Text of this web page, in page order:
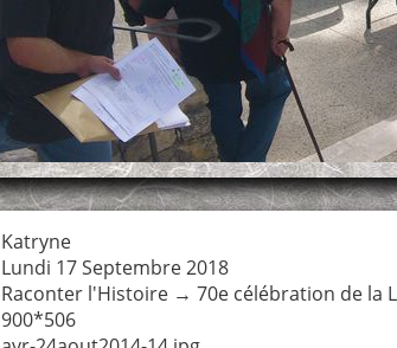
Katryne
Lundi 17 Septembre 2018
Raconter l'Histoire → 70e célébration de la
900*506